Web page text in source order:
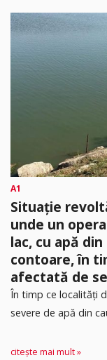
A1
Situație
unde un
lac, cu apă
contoare, în
afectată de
În timp ce localități
severe de apă din
citește mai mult »